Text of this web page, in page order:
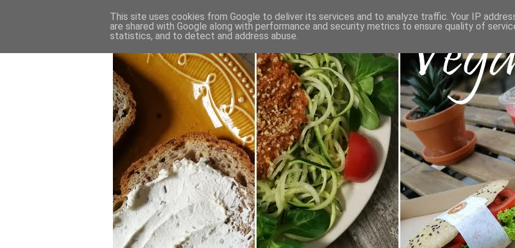
This site uses cookies from Google to deliver its services and to analyze traffic. Your IP
are shared with Google along with performance and security metrics to ensure quality of
statistics, and to detect and address abuse.